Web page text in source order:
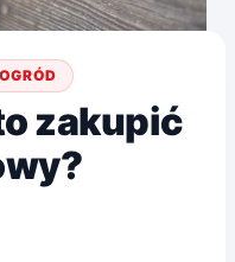
OGRÓD
zakupić